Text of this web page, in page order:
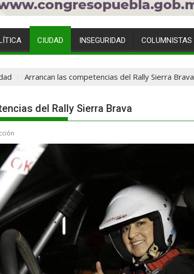
CIUDAD INSEGURIDAD COLUMNISTAS
Arrancan las competencias del Rally Sierra Brava
del Rally Sierra Brava